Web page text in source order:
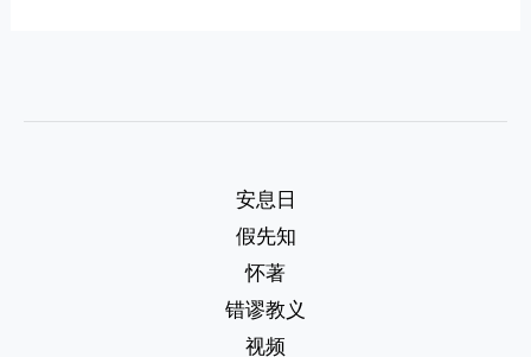
安息日
假先知
怀著
错谬教义
视频